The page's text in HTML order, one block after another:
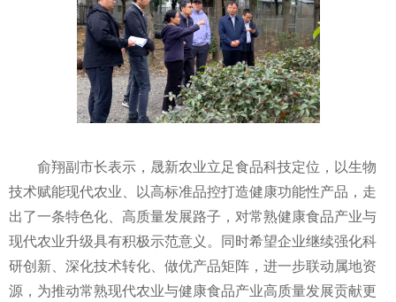
俞翔副市长表示，晟新农业立足食品科技定位，以生物
技术赋能现代农业、以高标准品控打造健康功能性产品，走
出了一条特色化、高质量发展路子，对常熟健康食品产业与
现代农业升级具有积极示范意义。同时希望企业继续强化科
研创新、深化技术转化、做优产品矩阵，进一步联动属地资
源，为推动常熟现代农业与健康食品产业高质量发展贡献更